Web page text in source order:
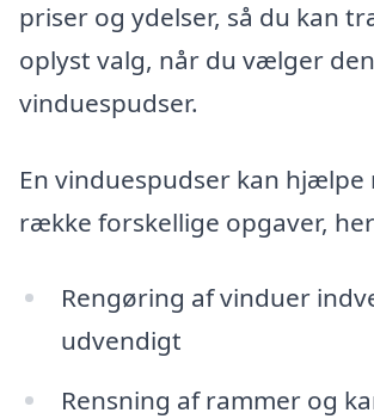
priser og ydelser, så du kan
oplyst valg, når du vælger
vinduespudser.
En vinduespudser kan hjælpe
række forskellige opgaver,
Rengøring af vinduer
udvendigt
Rensning af rammer og